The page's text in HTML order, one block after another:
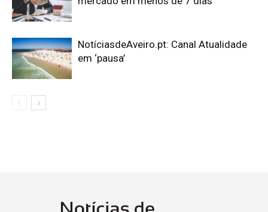
NotíciasdeAveiro.pt: Canal Atualidade
em ‘pausa’